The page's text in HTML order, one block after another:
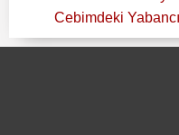
Cebimdeki